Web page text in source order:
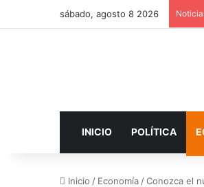
sábado, agosto 8 2026
INICIO POLÍTICA
Inicio / Economía /Conozca el